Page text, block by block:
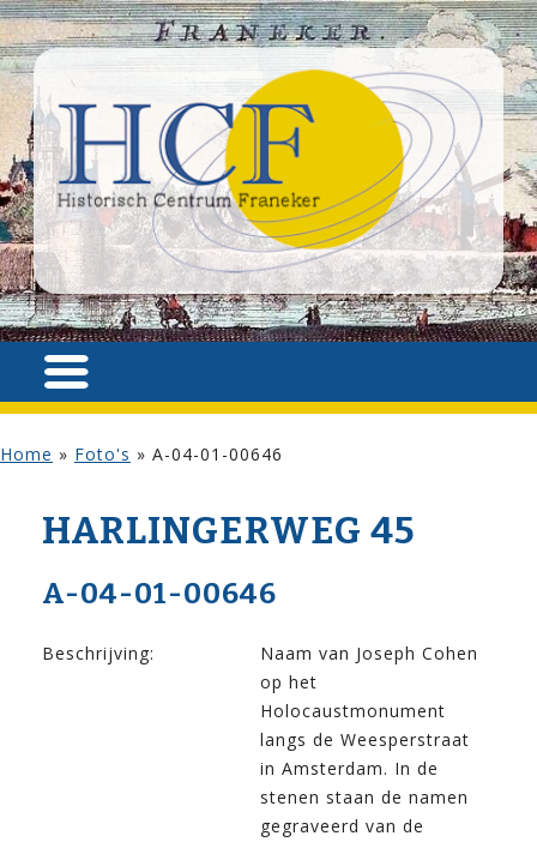
Home » Foto's » A-04-01-00646
HARLINGERWEG 45
A-04-01-00646
Beschrijving:
Naam van Joseph Cohen
op het
Holocaustmonument
langs de Weesperstraat
in Amsterdam. In de
stenen staan de namen
gegraveerd van de